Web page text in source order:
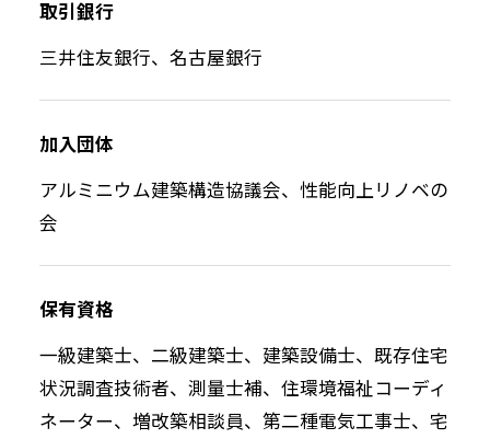
取引銀行
三井住友銀行、名古屋銀行
加入団体
アルミニウム建築構造協議会、性能向上リノベの
会
保有資格
一級建築士、二級建築士、建築設備士、既存住宅
状況調査技術者、測量士補、住環境福祉コーディ
ネーター、増改築相談員、第二種電気工事士、宅